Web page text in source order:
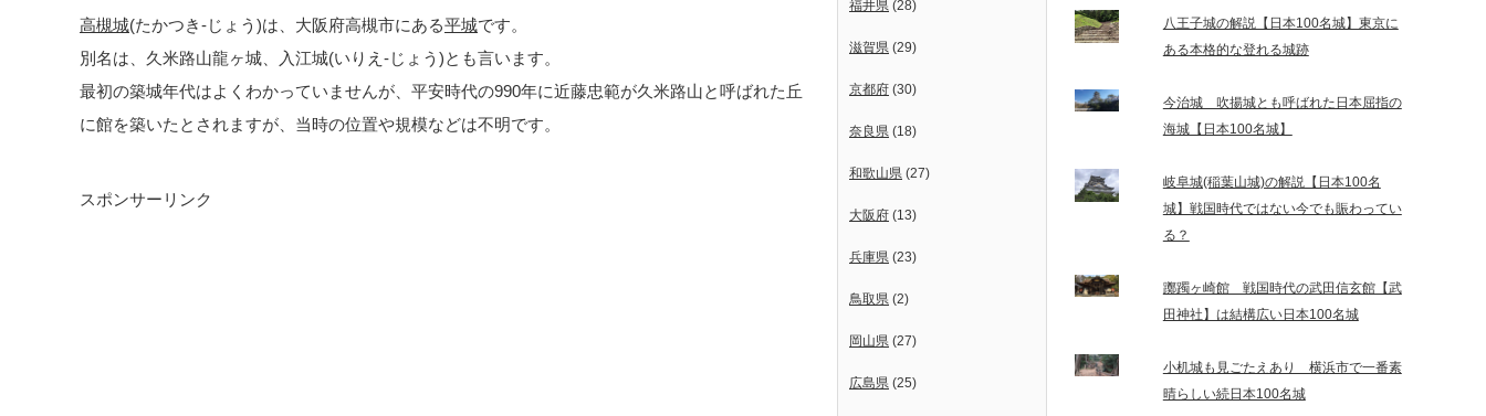
高槻城(たかつき-じょう)は、大阪府高槻市にある平城です。
別名は、久米路山龍ヶ城、入江城(いりえ-じょう)とも言います。
最初の築城年代はよくわかっていませんが、平安時代の990年に近藤忠範が久米路山と呼ばれた丘
に館を築いたとされますが、当時の位置や規模などは不明です。
スポンサーリンク
福井県 (28)
滋賀県 (29)
京都府 (30)
奈良県 (18)
和歌山県 (27)
大阪府 (13)
兵庫県 (23)
鳥取県 (2)
岡山県 (27)
広島県 (25)
八王子城の解説【日本100名城】東京に
ある本格的な登れる城跡
今治城 吹揚城とも呼ばれた日本屈指の
海城【日本100名城】
岐阜城(稲葉山城)の解説【日本100名
城】戦国時代ではない今でも賑わってい
る？
躑躅ヶ崎館 戦国時代の武田信玄館【武
田神社】は結構広い日本100名城
小机城も見ごたえあり 横浜市で一番素
晴らしい続日本100名城